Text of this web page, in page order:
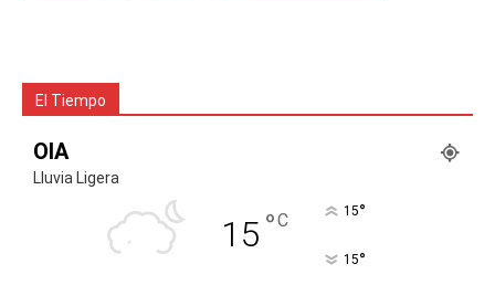
El Tiempo
OIA
Lluvia Ligera
15 °C 15°
15°